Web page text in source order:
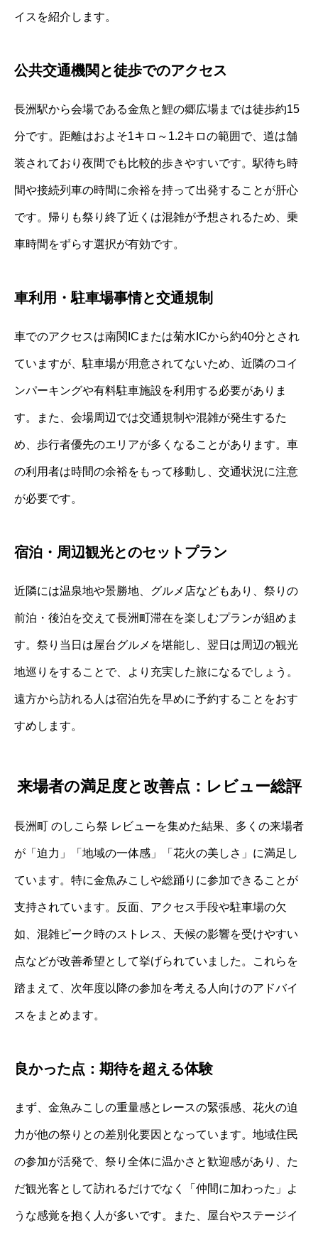
イスを紹介します。
公共交通機関と徒歩でのアクセス
長洲駅から会場である金魚と鯉の郷広場までは徒歩約15
分です。距離はおよそ1キロ～1.2キロの範囲で、道は舗
装されており夜間でも比較的歩きやすいです。駅待ち時
間や接続列車の時間に余裕を持って出発することが肝心
です。帰りも祭り終了近くは混雑が予想されるため、乗
車時間をずらす選択が有効です。
車利用・駐車場事情と交通規制
車でのアクセスは南関ICまたは菊水ICから約40分とされ
ていますが、駐車場が用意されてないため、近隣のコイ
ンパーキングや有料駐車施設を利用する必要がありま
す。また、会場周辺では交通規制や混雑が発生するた
め、歩行者優先のエリアが多くなることがあります。車
の利用者は時間の余裕をもって移動し、交通状況に注意
が必要です。
宿泊・周辺観光とのセットプラン
近隣には温泉地や景勝地、グルメ店などもあり、祭りの
前泊・後泊を交えて長洲町滞在を楽しむプランが組めま
す。祭り当日は屋台グルメを堪能し、翌日は周辺の観光
地巡りをすることで、より充実した旅になるでしょう。
遠方から訪れる人は宿泊先を早めに予約することをおす
すめします。
来場者の満足度と改善点：レビュー総評
長洲町 のしこら祭 レビューを集めた結果、多くの来場者
が「迫力」「地域の一体感」「花火の美しさ」に満足し
ています。特に金魚みこしや総踊りに参加できることが
支持されています。反面、アクセス手段や駐車場の欠
如、混雑ピーク時のストレス、天候の影響を受けやすい
点などが改善希望として挙げられていました。これらを
踏まえて、次年度以降の参加を考える人向けのアドバイ
スをまとめます。
良かった点：期待を超える体験
まず、金魚みこしの重量感とレースの緊張感、花火の迫
力が他の祭りとの差別化要因となっています。地域住民
の参加が活発で、祭り全体に温かさと歓迎感があり、た
だ観光客として訪れるだけでなく「仲間に加わった」よ
うな感覚を抱く人が多いです。また、屋台やステージイ